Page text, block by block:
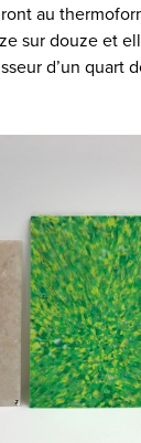
au
sur douze et
d’un quart